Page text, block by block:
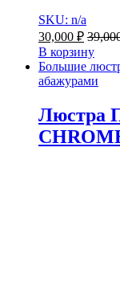
SKU: n/a
30,000 ₽
В корзину
Большие
абажурами
Люстра